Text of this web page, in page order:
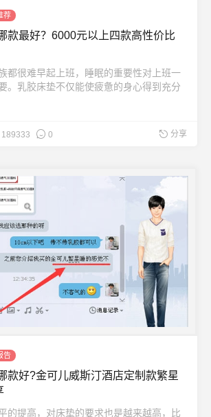
荐
款最好？6000元以上四款高性价比
都很难早起上班，睡眠的重要性对上班一
。乳胶床垫不仅能使疲惫的身心得到充分
189333 0 分享
告
款好?金可儿威斯汀酒店定制款繁星
的提高，对床垫的要求也是越来越高，比